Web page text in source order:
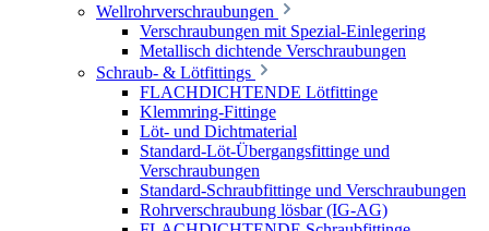
Wellrohrverschraubungen
Verschraubungen mit Spezial-Einlegering
Metallisch dichtende Verschraubungen
Schraub- & Lötfittings
FLACHDICHTENDE Lötfittinge
Klemmring-Fittinge
Löt- und Dichtmaterial
Standard-Löt-Übergangsfittinge und
Verschraubungen
Standard-Schraubfittinge und Verschraubungen
Rohrverschraubung lösbar (IG-AG)